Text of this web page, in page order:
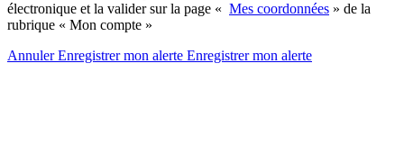
électronique et la valider sur la page « Mes coordonnées » de la
rubrique « Mon compte »
AnnulerEnregistrer mon alerte Enregistrermon alerte